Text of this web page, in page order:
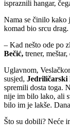
ispraznili hangar,
Nama se činilo kako
komad bio srcu drag.
– Kad nešto ode po
Bečić, trener,
Uglavnom,
susjed, Jedriličarski
spremili dosta toga.
nije im bilo lako, ali
bilo im je lakše.
Što su dobili? Neće